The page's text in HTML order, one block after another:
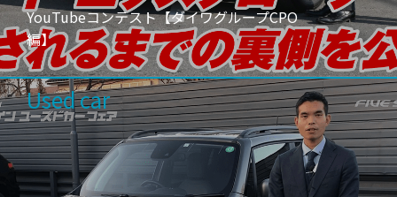
YouTubeコンテスト【ダイワグループCPO
編】
Used car